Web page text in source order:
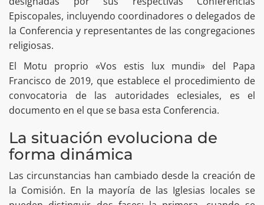
Episcopales, incluyendo coordinadores o delegados de
la Conferencia y representantes de las congregaciones
religiosas.
El Motu proprio «Vos estis lux mundi» del Papa
Francisco de 2019, que establece el procedimiento de
convocatoria de las autoridades eclesiales, es el
documento en el que se basa esta Conferencia.
La situación evoluciona de
forma dinámica
Las circunstancias han cambiado desde la creación de
la Comisión. En la mayoría de las Iglesias locales se